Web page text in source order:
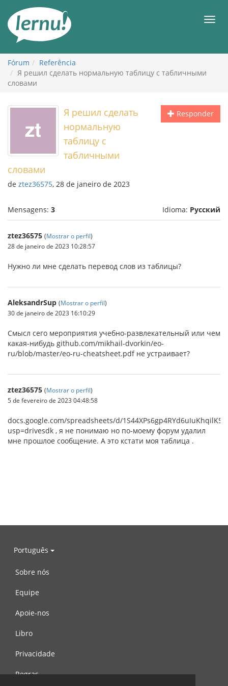
conteúdo
Fórum
Referência
Я решил сделать нормальную таблицу с табличными
словами
Responder
Я решил сделать
нормальную
таблицу с
табличными
словами
de ztez36575, 28 de janeiro de 2023
Mensagens: 3 Idioma: Русский
ztez36575 (Mostrar o perfil)
28 de janeiro de 2023 10:28:57
Нужно ли мне сделать перевод слов из таблицы?
AleksandrSup (Mostrar o perfil)
30 de janeiro de 2023 16:10:29
Смысл сего мероприятия учебно-развлекательный или чем
какая-нибудь github.com/mikhail-dvorkin/eo-
ru/blob/master/eo-ru-cheatsheet.pdf не устраивает?
ztez36575 (Mostrar o perfil)
5 de fevereiro de 2023 04:48:58
docs.google.com/spreadsheets/d/
usp=drivesdk , я не понимаю но по-моему форум удалил
мне прошлое сообщение. А это кстати моя таблица .
Português
Sobre nós
Equipe
Apoie-nos
Libro
Privacidade
Regras